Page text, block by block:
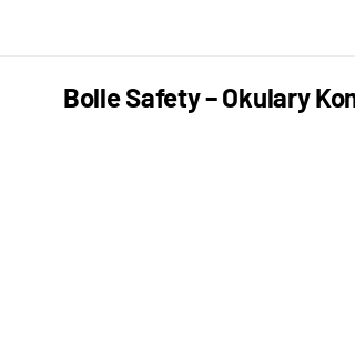
Bolle Safety – Okulary